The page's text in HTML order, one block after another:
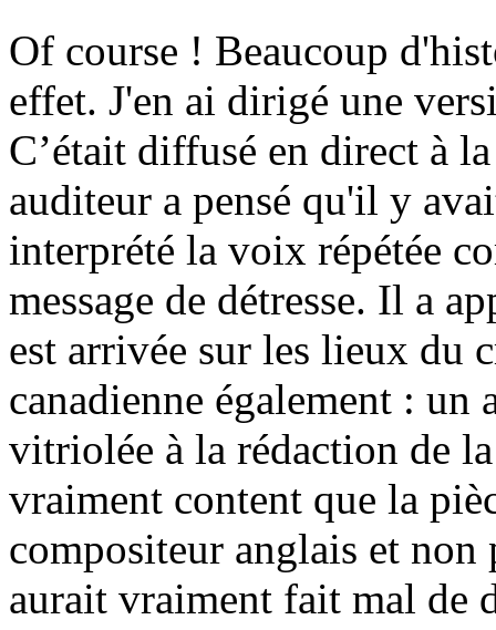
Of course ! Beaucoup
effet. J'en ai dirigé une
C’était diffusé en direct à
auditeur a pensé qu'il y
interprété la voix répétée
message de détresse. Il a
est arrivée sur les lieux du
canadienne également : un
vitriolée à la rédaction de
vraiment content que la
compositeur anglais et
aurait vraiment fait mal de